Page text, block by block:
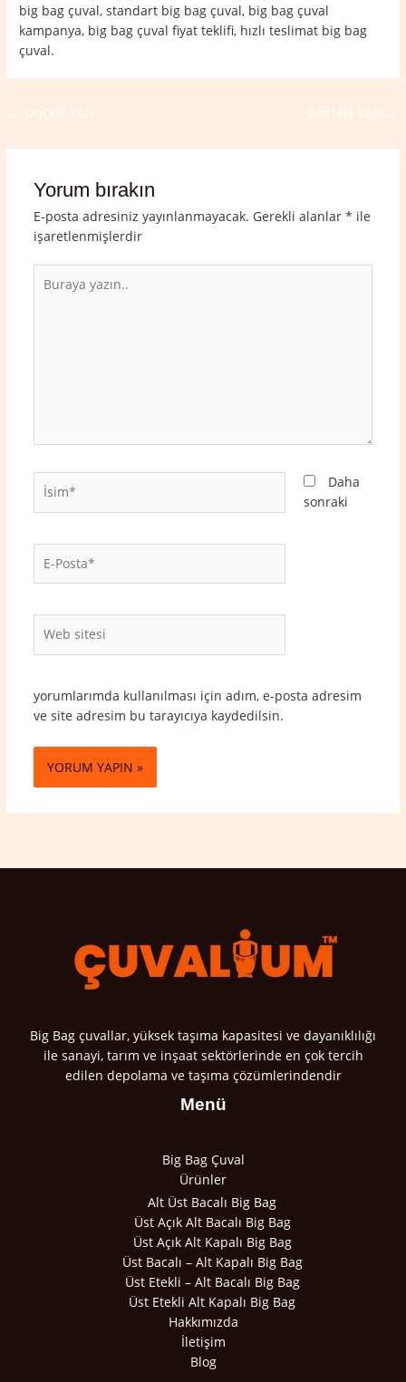
big bag çuval, standart big bag çuval, big bag çuval
kampanya, big bag çuval fiyat teklifi, hızlı teslimat big bag
çuval.
← Önceki Yazı Sonraki Yazı →
Yorum bırakın
E-posta adresiniz yayınlanmayacak. Gerekli alanlar * ile
işaretlenmişlerdir
yazın..
İsim*
Posta*
sitesi
Daha
sonraki
yorumlarımda kullanılması için adım, e-posta adresim
ve site adresim bu tarayıcıya kaydedilsin.
Big Bag çuvallar, yüksek taşıma kapasitesi ve dayanıklılığı
ile sanayi, tarım ve inşaat sektörlerinde en çok tercih
edilen depolama ve taşıma çözümlerindendir
Menü
Big Bag Çuval
Ürünler
Alt Üst Bacalı Big Bag
Üst Açık Alt Bacalı Big Bag
Üst Açık Alt Kapalı Big Bag
Üst Bacalı – Alt Kapalı Big Bag
Üst Etekli – Alt Bacalı Big Bag
Üst Etekli Alt Kapalı Big Bag
Hakkımızda
İletişim
Blog